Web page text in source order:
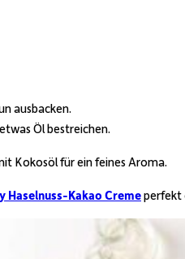
ausbacken.
Öl bestreichen.
Kokosöl für ein feines Aroma.
Haselnuss-Kakao Cremeperfekt